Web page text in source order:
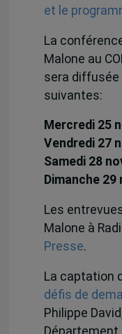
et le
La
Malone au
sera diffusée
suivantes:
Mercredi 25
Vendredi 27
Samedi 28
Dimanche 29
Les
Malone à
Presse.
La captation
défis de
Philippe
Département